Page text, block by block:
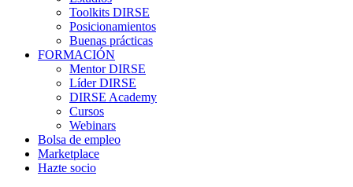
Toolkits DIRSE
Posicionamientos
Buenas prácticas
FORMACIÓN
Mentor DIRSE
Líder DIRSE
DIRSE Academy
Cursos
Webinars
Bolsa de empleo
Marketplace
Hazte socio